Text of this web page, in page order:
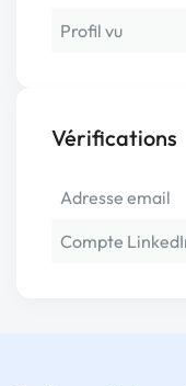
Profil vu
Vérifications
Adresse email
Compte